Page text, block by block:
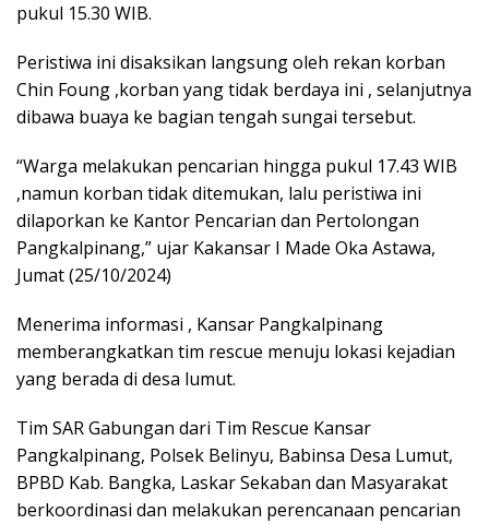
pukul 15.30 WIB.
Peristiwa ini disaksikan langsung oleh rekan korban
Chin Foung ,korban yang tidak berdaya ini , selanjutnya
dibawa buaya ke bagian tengah sungai tersebut.
“Warga melakukan pencarian hingga pukul 17.43 WIB
,namun korban tidak ditemukan, lalu peristiwa ini
dilaporkan ke Kantor Pencarian dan Pertolongan
Pangkalpinang,” ujar Kakansar I Made Oka Astawa,
Jumat (25/10/2024)
Menerima informasi , Kansar Pangkalpinang
memberangkatkan tim rescue menuju lokasi kejadian
yang berada di desa lumut.
Tim SAR Gabungan dari Tim Rescue Kansar
Pangkalpinang, Polsek Belinyu, Babinsa Desa Lumut,
BPBD Kab. Bangka, Laskar Sekaban dan Masyarakat
berkoordinasi dan melakukan perencanaan pencarian